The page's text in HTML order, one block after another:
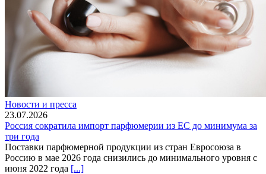
Новости и пресса
23.07.2026
Россия сократила импорт парфюмерии из ЕС до минимума за
три года
Поставки парфюмерной продукции из стран Евросоюза в
Россию в мае 2026 года снизились до минимального уровня с
июня 2022 года [...]